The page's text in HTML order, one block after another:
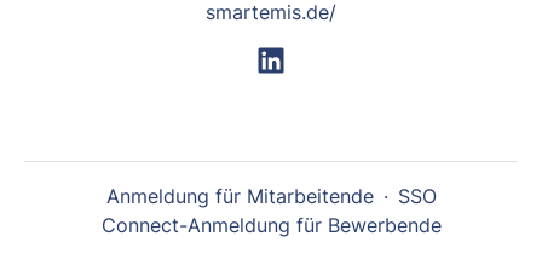
smartemis.de/
Anmeldung für Mitarbeitende · SSO
Connect-Anmeldung für Bewerbende